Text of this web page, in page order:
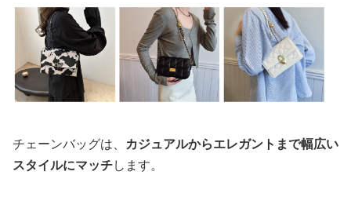
チェーンバッグは、 カジュアルからエレガントまで幅広い
スタイルにマッチします。